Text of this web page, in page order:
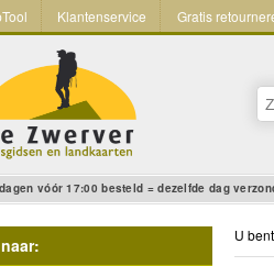
Klantenservice Gratis
vóór 17:00 besteld = dezelfde dag
U